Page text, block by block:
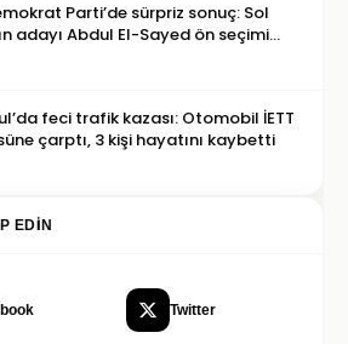
Parti’de sürpriz sonuç: Sol
adayı Abdul El-Sayed ön seçimi
feci trafik kazası: Otomobil İETT
çarptı, 3 kişi hayatını kaybetti
EDIN
Twitter